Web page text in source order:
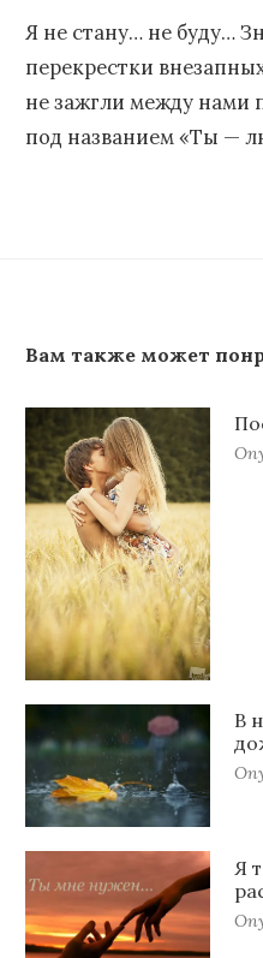
Я не стану… не буду…
перекрестки
не зажгли между нами
под названием «Ты —
Вам также может
В
Я